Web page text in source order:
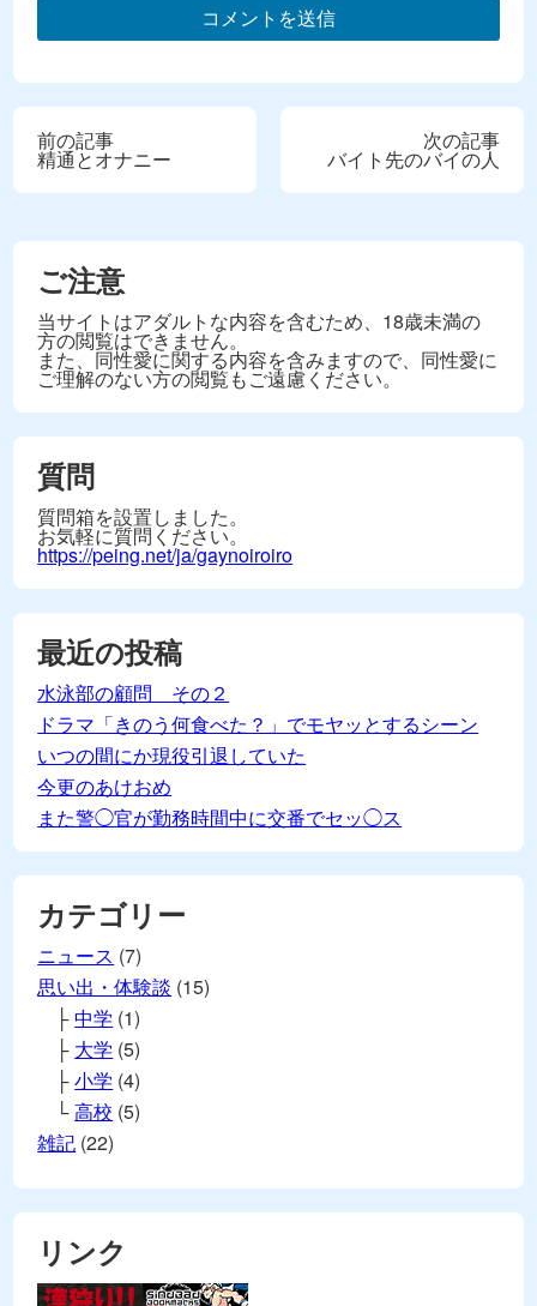
前の記事
精通とオナニー
次の記事
バイト先のバイの人
ご注意
当サイトはアダルトな内容を含むため、18歳未満の
方の閲覧はできません。
また、同性愛に関する内容を含みますので、同性愛に
ご理解のない方の閲覧もご遠慮ください。
質問
質問箱を設置しました。
お気軽に質問ください。
https://peing.net/ja/gaynoiroiro
最近の投稿
水泳部の顧問 その２
ドラマ「きのう何食べた？」でモヤッとするシーン
いつの間にか現役引退していた
今更のあけおめ
また警◯官が勤務時間中に交番でセッ◯ス
カテゴリー
ニュース (7)
思い出・体験談 (15)
中学 (1)
大学 (5)
小学 (4)
高校 (5)
雑記 (22)
リンク